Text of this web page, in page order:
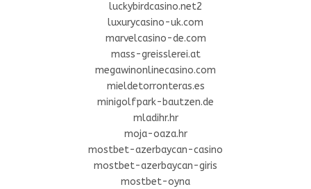
luckybirdcasino.net2
luxurycasino-uk.com
marvelcasino-de.com
mass-greisslerei.at
megawinonlinecasino.com
mieldetorronteras.es
minigolfpark-bautzen.de
mladihr.hr
moja-oaza.hr
mostbet-azerbaycan-casino
mostbet-azerbaycan-giris
mostbet-oyna